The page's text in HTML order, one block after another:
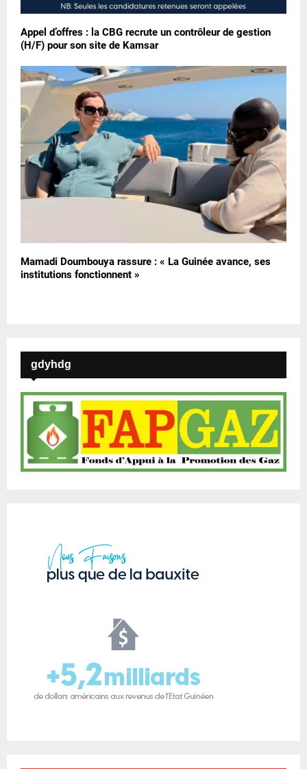
Appel d’offres : la CBG recrute un contrôleur de gestion
(H/F) pour son site de Kamsar
Mamadi Doumbouya rassure : « La Guinée avance, ses
institutions fonctionnent »
gdyhdg